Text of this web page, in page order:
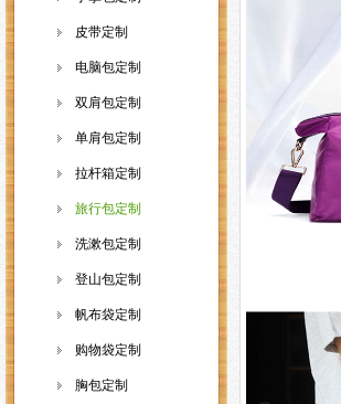
皮带定制
电脑包定制
双肩包定制
单肩包定制
拉杆箱定制
旅行包定制
洗漱包定制
登山包定制
帆布袋定制
购物袋定制
胸包定制